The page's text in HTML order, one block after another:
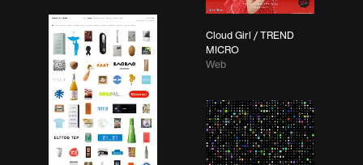
Cloud Girl / TREND
MICRO
Web